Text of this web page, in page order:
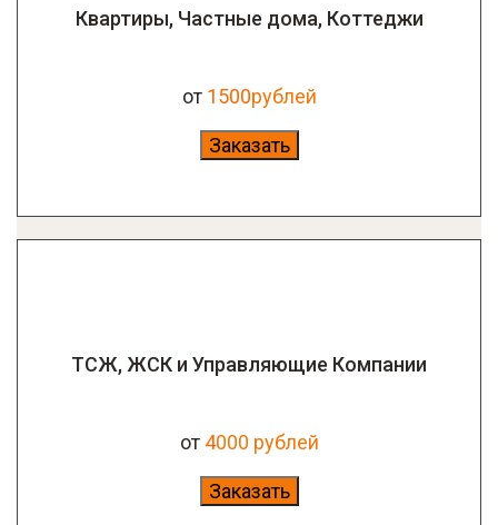
Квартиры, Частные дома, Коттеджи
от 1500рублей
Заказать
ТСЖ, ЖСК и Управляющие Компании
от 4000 рублей
Заказать